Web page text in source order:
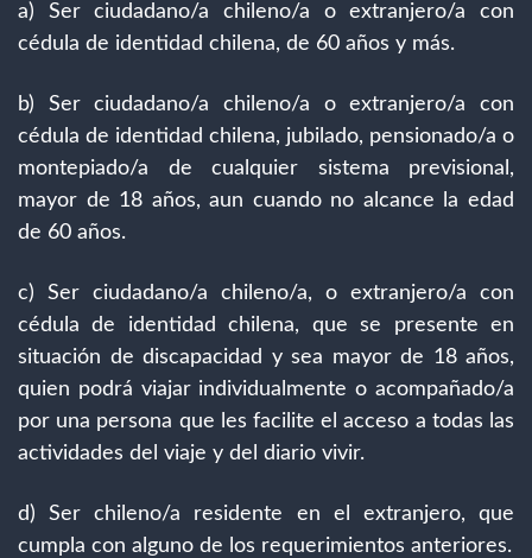
a) Ser ciudadano/a chileno/a o extranjero/a con
cédula de identidad chilena, de 60 años y más.
b) Ser ciudadano/a chileno/a o extranjero/a con
cédula de identidad chilena, jubilado, pensionado/a o
montepiado/a de cualquier sistema previsional,
mayor de 18 años, aun cuando no alcance la edad
de 60 años.
c) Ser ciudadano/a chileno/a, o extranjero/a con
cédula de identidad chilena, que se presente en
situación de discapacidad y sea mayor de 18 años,
quien podrá viajar individualmente o acompañado/a
por una persona que les facilite el acceso a todas las
actividades del viaje y del diario vivir.
d) Ser chileno/a residente en el extranjero, que
cumpla con alguno de los requerimientos anteriores.